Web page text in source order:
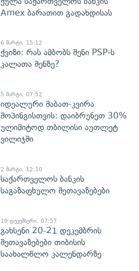
Amex ბარათით გადახდისას
6 მარტი, 15:12
ქვიზი: რას ამბობს შენი PSP-ს
კალათა შენზე?
5 მარტი, 07:52
იდეალური შაბათ-კვირა
შოპინგისთვის: დაიბრუნეთ 30%
ულიმიტოდ თბილისი აუთლეტ
ვილიჯში
2 მარტი, 12:10
საქართველოს ბანკის
საგაზაფხულო შეთავაზებები
19 დეკემბერი, 07:57
გახსენი 20-21 დეკემბრის
შეთავაზებები თიბისის
საახალწლო კალენდარზე